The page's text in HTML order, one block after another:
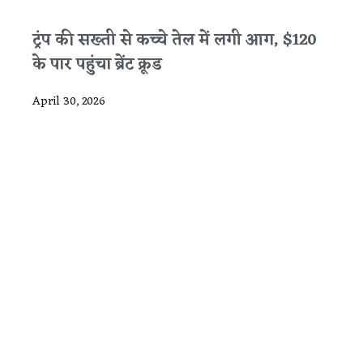
ट्रंप की सख्ती से कच्चे तेल में लगी आग, $120
के पार पहुंचा ब्रेंट क्रूड
April 30, 2026